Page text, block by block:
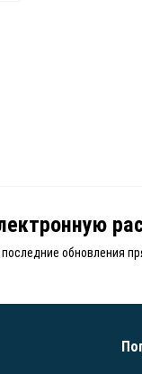
последние обновления